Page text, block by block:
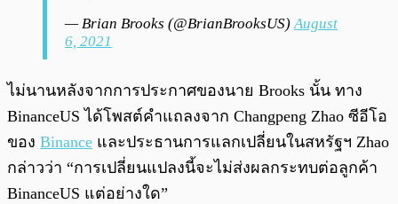
— Brian Brooks (@BrianBrooksUS)August
6, 2021
ไม่นานหลังจากการประกาศของนาย Brooks นั้น ทาง
BinanceUS ได้โพสต์คำแถลงจาก Changpeng Zhao ซีอีโอ
ของ Binance และประธานการแลกเปลี่ยนในสหรัฐฯ Zhao
กล่าวว่า “การเปลี่ยนแปลงนี้จะไม่ส่งผลกระทบต่อลูกค้า
BinanceUS แต่อย่างใด”